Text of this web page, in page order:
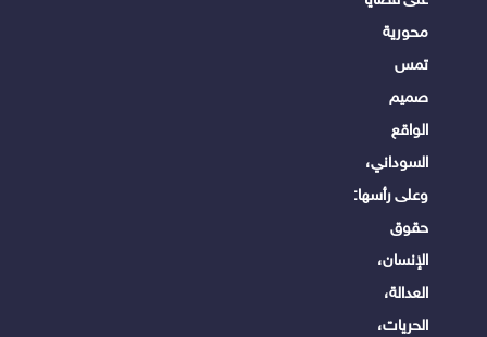
محورية
تمس
صميم
الواقع
السوداني،
وعلى رأسها:
حقوق
الإنسان،
العدالة،
الحريات،